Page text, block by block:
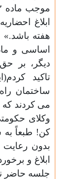
ابلاغ
دیگر، بر
تاکید
ساختمان
می کردند
وکلای
کن! طبعاً
بدون رعایت
ابلاغ و
جلسه حاضر